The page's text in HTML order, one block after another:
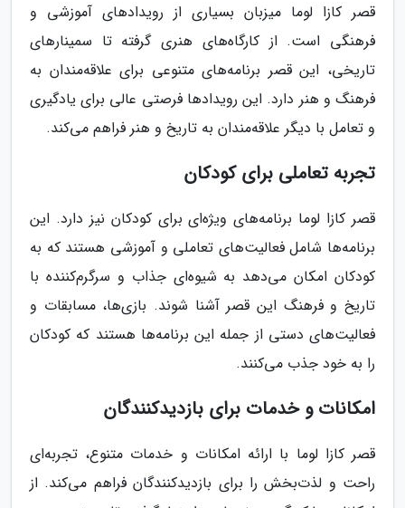
قصر کازا لوما میزبان بسیاری از رویدادهای آموزشی و
فرهنگی است. از کارگاه‌های هنری گرفته تا سمینارهای
تاریخی، این قصر برنامه‌های متنوعی برای علاقه‌مندان به
فرهنگ و هنر دارد. این رویدادها فرصتی عالی برای یادگیری
و تعامل با دیگر علاقه‌مندان به تاریخ و هنر فراهم می‌کند.
تجربه تعاملی برای کودکان
قصر کازا لوما برنامه‌های ویژه‌ای برای کودکان نیز دارد. این
برنامه‌ها شامل فعالیت‌های تعاملی و آموزشی هستند که به
کودکان امکان می‌دهد به شیوه‌ای جذاب و سرگرم‌کننده با
تاریخ و فرهنگ این قصر آشنا شوند. بازی‌ها، مسابقات و
فعالیت‌های دستی از جمله این برنامه‌ها هستند که کودکان
را به خود جذب می‌کنند.
امکانات و خدمات برای بازدیدکنندگان
قصر کازا لوما با ارائه امکانات و خدمات متنوع، تجربه‌ای
راحت و لذت‌بخش را برای بازدیدکنندگان فراهم می‌کند. از